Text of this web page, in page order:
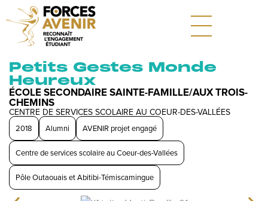
Petits Gestes Monde
Heureux
ÉCOLE SECONDAIRE SAINTE-FAMILLE/AUX TROIS-
CHEMINS
CENTRE DE SERVICES SCOLAIRE AU COEUR-DES-VALLÉES
2018 Alumni AVENIR projet engagé
Centre de services scolaire au Coeur-des-Vallées
Pôle Outaouais et Abitibi-Témiscamingue